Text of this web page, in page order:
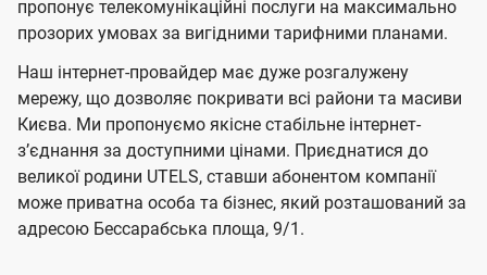
ї
U
t
e
l
s
а
ч
е
н
н
я
а
ч
е
н
н
я
пропонує телекомунікаційні послуги на максимально
прозорих умовах за вигідними тарифними планами.
Наш інтернет-провайдер має дуже розгалужену
мережу, що дозволяє покривати всі райони та масиви
Києва. Ми пропонуємо якісне стабільне інтернет-
зʼєднання за доступними цінами. Приєднатися до
великої родини UTELS, ставши абонентом компанії
може приватна особа та бізнес, який розташований за
адресою Бессарабська площа, 9/1.